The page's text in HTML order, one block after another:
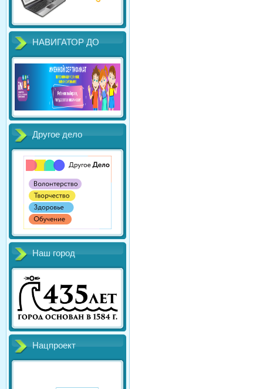
НАВИГАТОР ДО
Другое дело
Наш город
Нацпроект